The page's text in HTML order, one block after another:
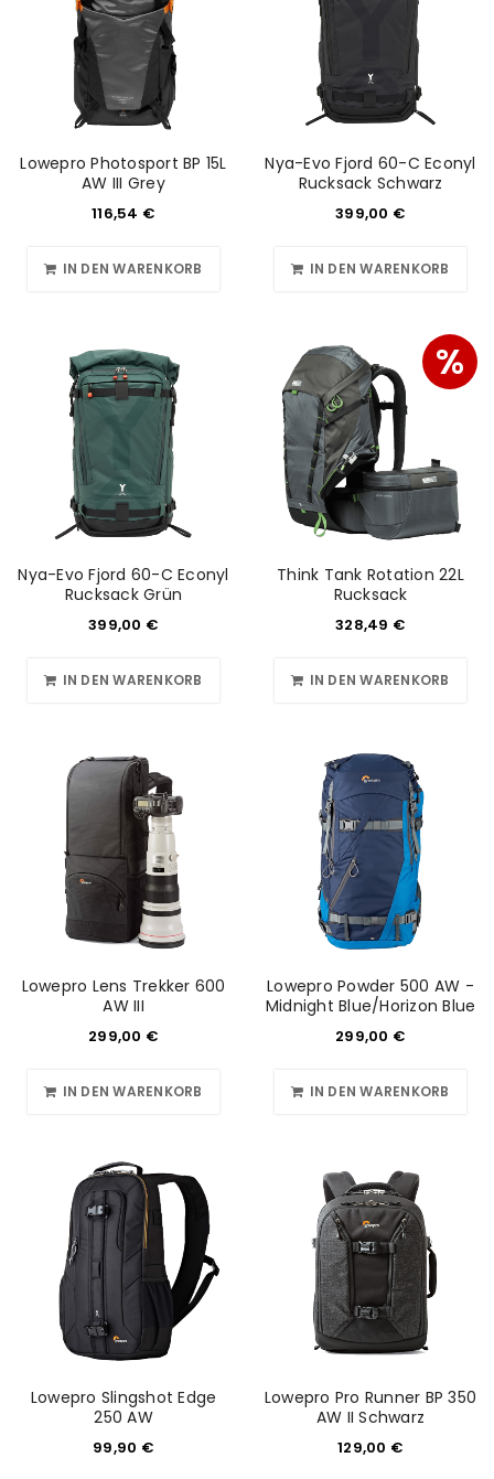
Lowepro Photosport BP 15L
AW III Grey
116,54 €
IN DEN WARENKORB
Nya-Evo Fjord 60-C Econyl
Rucksack Schwarz
399,00 €
IN DEN WARENKORB
Nya-Evo Fjord 60-C Econyl
Rucksack Grün
399,00 €
IN DEN WARENKORB
%
Think Tank Rotation 22L
Rucksack
328,49 €
IN DEN WARENKORB
Lowepro Lens Trekker 600
AW III
299,00 €
IN DEN WARENKORB
Lowepro Powder 500 AW -
Midnight Blue/Horizon Blue
299,00 €
IN DEN WARENKORB
Lowepro Slingshot Edge
250 AW
99,90 €
Lowepro Pro Runner BP 350
AW II Schwarz
129,00 €